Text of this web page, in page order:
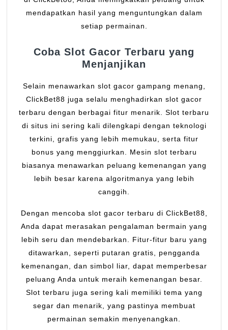
mendapatkan hasil yang menguntungkan dalam
setiap permainan.
Coba Slot Gacor Terbaru yang
Menjanjikan
Selain menawarkan slot gacor gampang menang,
ClickBet88 juga selalu menghadirkan slot gacor
terbaru dengan berbagai fitur menarik. Slot terbaru
di situs ini sering kali dilengkapi dengan teknologi
terkini, grafis yang lebih memukau, serta fitur
bonus yang menggiurkan. Mesin slot terbaru
biasanya menawarkan peluang kemenangan yang
lebih besar karena algoritmanya yang lebih
canggih.
Dengan mencoba slot gacor terbaru di ClickBet88,
Anda dapat merasakan pengalaman bermain yang
lebih seru dan mendebarkan. Fitur-fitur baru yang
ditawarkan, seperti putaran gratis, pengganda
kemenangan, dan simbol liar, dapat memperbesar
peluang Anda untuk meraih kemenangan besar.
Slot terbaru juga sering kali memiliki tema yang
segar dan menarik, yang pastinya membuat
permainan semakin menyenangkan.